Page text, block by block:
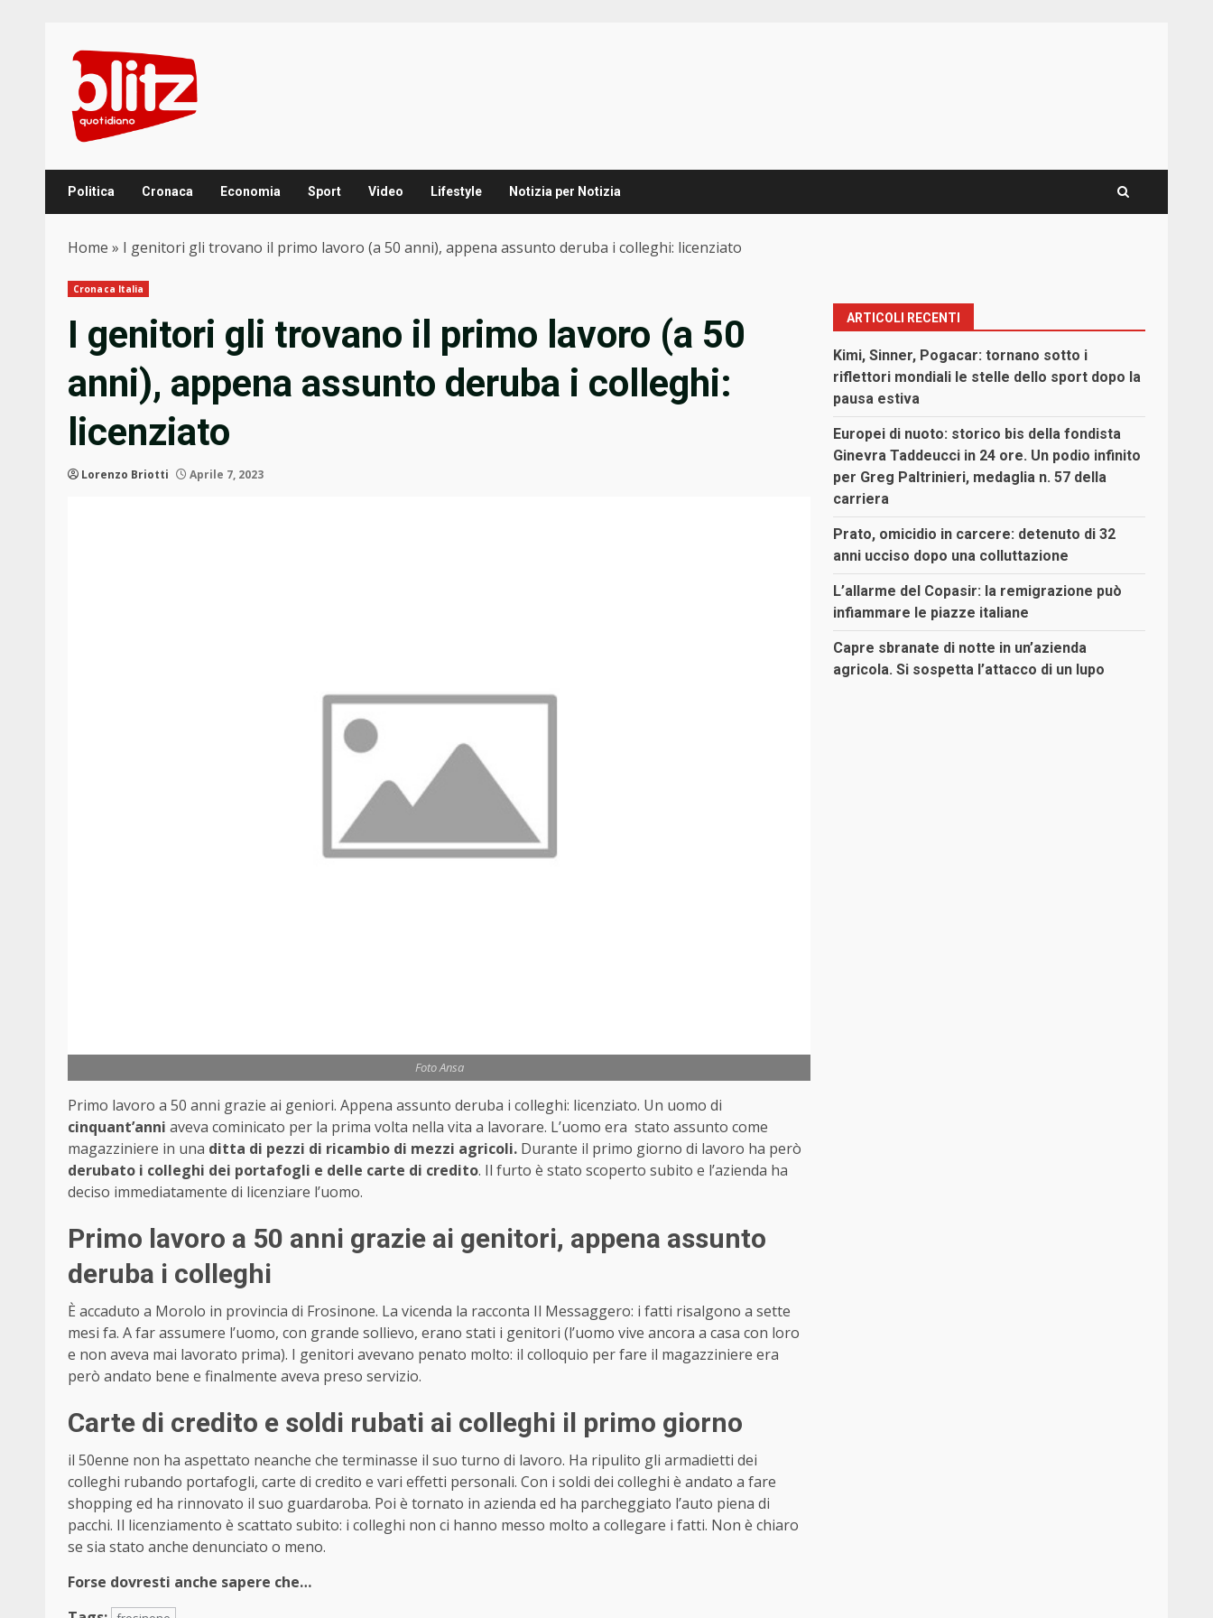
content
Politica Cronaca Economia Sport Video Lifestyle Notizia per Notizia
Home » I genitori gli trovano il primo lavoro (a 50 anni), appena assunto deruba i colleghi: licenziato
Cronaca Italia
I genitori gli trovano il primo lavoro (a 50
anni), appena assunto deruba i colleghi:
licenziato
Lorenzo Briotti Aprile 7, 2023
Foto Ansa
Primo lavoro a 50 anni grazie ai geniori. Appena assunto deruba i colleghi: licenziato. Un uomo di
cinquant’anni aveva cominicato per la prima volta nella vita a lavorare. L’uomo era stato assunto come
magazziniere in una ditta di pezzi di ricambio di mezzi agricoli. Durante il primo giorno di lavoro ha però
derubato i colleghi dei portafogli e delle carte di credito. Il furto è stato scoperto subito e l’azienda ha
deciso immediatamente di licenziare l’uomo.
Primo lavoro a 50 anni grazie ai genitori, appena assunto
deruba i colleghi
È accaduto a Morolo in provincia di Frosinone. La vicenda la racconta Il Messaggero: i fatti risalgono a sette
mesi fa. A far assumere l’uomo, con grande sollievo, erano stati i genitori (l’uomo vive ancora a casa con loro
e non aveva mai lavorato prima). I genitori avevano penato molto: il colloquio per fare il magazziniere era
però andato bene e finalmente aveva preso servizio.
Carte di credito e soldi rubati ai colleghi il primo giorno
il 50enne non ha aspettato neanche che terminasse il suo turno di lavoro. Ha ripulito gli armadietti dei
colleghi rubando portafogli, carte di credito e vari effetti personali. Con i soldi dei colleghi è andato a fare
shopping ed ha rinnovato il suo guardaroba. Poi è tornato in azienda ed ha parcheggiato l’auto piena di
pacchi. Il licenziamento è scattato subito: i colleghi non ci hanno messo molto a collegare i fatti. Non è chiaro
se sia stato anche denunciato o meno.
Forse dovresti anche sapere che…
ARTICOLI RECENTI
Kimi, Sinner, Pogacar: tornano sotto i
riflettori mondiali le stelle dello sport dopo la
pausa estiva
Europei di nuoto: storico bis della fondista
Ginevra Taddeucci in 24 ore. Un podio infinito
per Greg Paltrinieri, medaglia n. 57 della
carriera
Prato, omicidio in carcere: detenuto di 32
anni ucciso dopo una colluttazione
L’allarme del Copasir: la remigrazione può
infiammare le piazze italiane
Capre sbranate di notte in un’azienda
agricola. Si sospetta l’attacco di un lupo